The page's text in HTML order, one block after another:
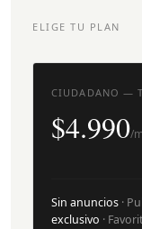
ELIGE TU PLAN
CIUDADANO —
$4.990/
Sin anuncios ·
exclusivo ·